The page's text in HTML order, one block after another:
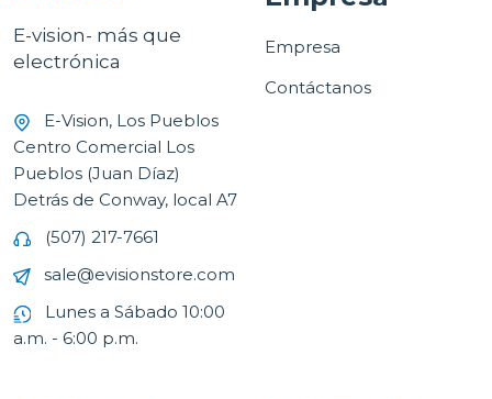
E-vision- más que
electrónica
E-Vision, Los Pueblos
Centro Comercial Los
Pueblos (Juan Díaz)
Detrás de Conway, local A7
(507) 217-7661
sale@evisionstore.com
Lunes a Sábado 10:00
a.m. - 6:00 p.m.
Empresa
Contáctanos